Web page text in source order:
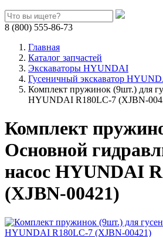
8 (800) 555-86-73
Главная
Каталог запчастей
Экскаваторы HYUNDAI
Гусеничный экскаватор
Комплект пружинок (9шт.) для
HYUNDAI R180LC-7 (XJBN-
Комплект
Основной
насос HYUNDAI
(XJBN-00421)